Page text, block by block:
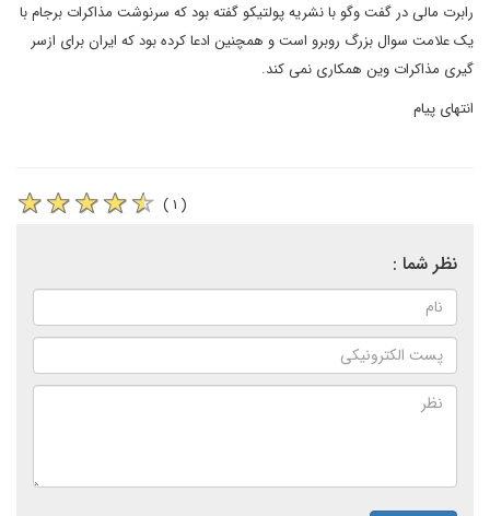
رابرت مالی در گفت وگو با نشریه پولتیکو گفته بود که سرنوشت مذاکرات برجام با
یک علامت سوال بزرگ روبرو است و همچنین ادعا کرده بود که ایران برای ازسر
گیری مذاکرات وین همکاری نمی کند.
انتهای پیام
( ۱ )
نظر شما :